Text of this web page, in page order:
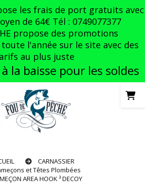
les frais de port gratuits avec
de 64€ Tél : 0749077377
propose des promotions
l'année sur le site avec des
au plus juste
la baisse pour les soldes
CARNASSIER
et Têtes Plombées
AREA HOOK ³ DECOY